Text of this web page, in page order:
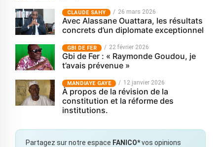
CLAUDE SAHY 26 mars 2026
Avec Alassane Ouattara, les résultats
concrets d’un diplomate exceptionnel
GBI DE FER 22 février 2026
Gbi de Fer : « Raymonde Goudou, je
t’avais prévenue »
MANDIAYE GAYE 12 janvier 2026
À propos de la révision de la
constitution et la réforme des
institutions.
Partagez sur notre espace FANICO*vos opinions